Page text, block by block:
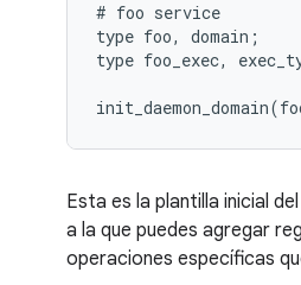
# foo service
type foo, domain;
type foo_exec,
Esta es la plantilla inicial
a la que puedes agregar
operaciones específicas